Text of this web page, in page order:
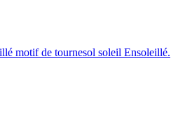
motif de tournesol soleil Ensoleillé.